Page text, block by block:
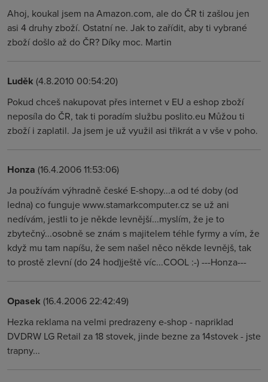
Ahoj, koukal jsem na Amazon.com, ale do ČR ti zašlou jen
asi 4 druhy zboží. Ostatní ne. Jak to zařídit, aby ti vybrané
zboží došlo až do ČR? Díky moc. Martin
Luděk (4.8.2010 00:54:20)
Pokud chceš nakupovat přes internet v EU a eshop zboží
neposíla do ČR, tak ti poradím službu poslito.eu Můžou ti
zboží i zaplatil. Ja jsem je už využil asi třikrát a v vše v poho.
Honza (16.4.2006 11:53:06)
Ja používám výhradně české E-shopy...a od té doby (od
ledna) co funguje www.stamarkcomputer.cz se už ani
nedívám, jestli to je někde levnější...myslím, že je to
zbytečný...osobně se znám s majitelem téhle fyrmy a vím, že
když mu tam napíšu, že sem našel něco někde levnějš, tak
to prostě zlevní (do 24 hod)ještě víc...COOL :-) ---Honza---
Opasek (16.4.2006 22:42:49)
Hezka reklama na velmi predrazeny e-shop - napriklad
DVDRW LG Retail za 18 stovek, jinde bezne za 14stovek - jste
trapny...